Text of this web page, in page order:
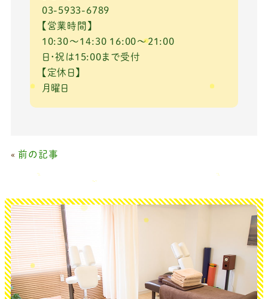
03-5933-6789
【営業時間】
10:30～14:30 16:00～21:00
日・祝は15:00まで受付
【定休日】
月曜日
« 前の記事